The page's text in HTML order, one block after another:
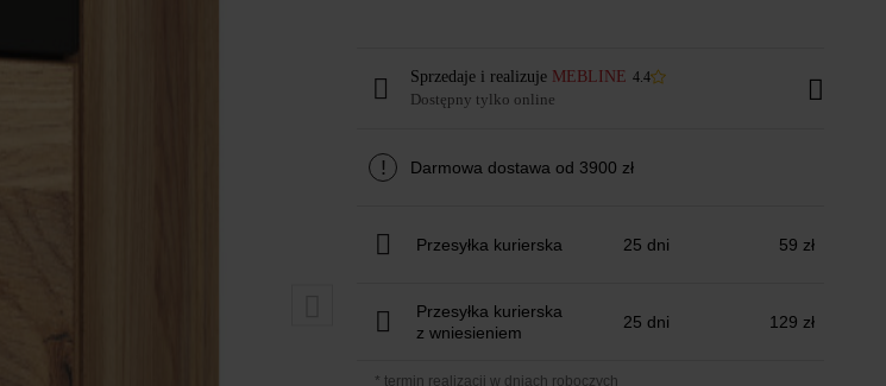
Sprzedaje i realizuje MEBLINE 4.4
Dostępny tylko online
! Darmowa dostawa od 3900 zł
Przesyłka kurierska 25 dni 59 zł
Przesyłka kurierska
z wniesieniem
25 dni 129 zł
* termin realizacji w dniach roboczych